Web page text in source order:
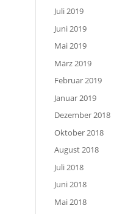
Juli 2019
Juni 2019
Mai 2019
März 2019
Februar 2019
Januar 2019
Dezember 2018
Oktober 2018
August 2018
Juli 2018
Juni 2018
Mai 2018